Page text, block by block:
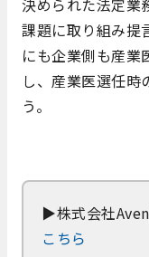
決められた法定業
課題に取り組み提
にも企業側も産業
し、産業医選任時
う。
▶株式会社
こちら